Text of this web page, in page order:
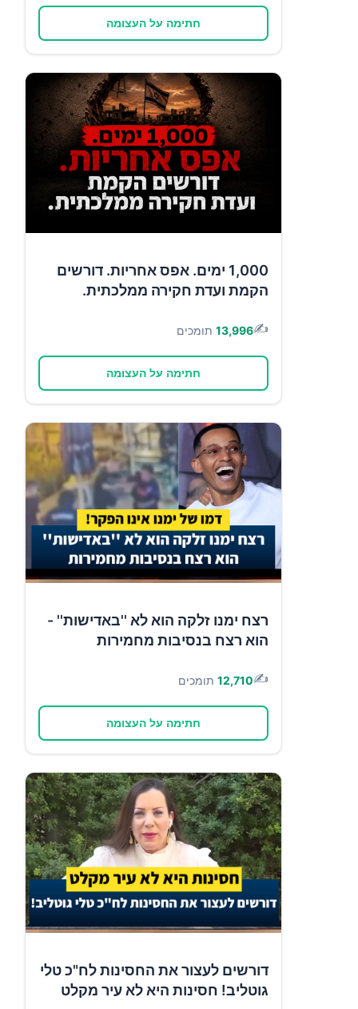
חתימה על העצומה
1,000 ימים. אפס אחריות. דורשים
הקמת ועדת חקירה ממלכתית.
✍️
13,996 תומכים
חתימה על העצומה
רצח ימנו זלקה הוא לא ''באדישות'' -
הוא רצח בנסיבות מחמירות
✍️
12,710 תומכים
חתימה על העצומה
דורשים לעצור את החסינות לח"כ טלי
גוטליב! חסינות היא לא עיר מקלט